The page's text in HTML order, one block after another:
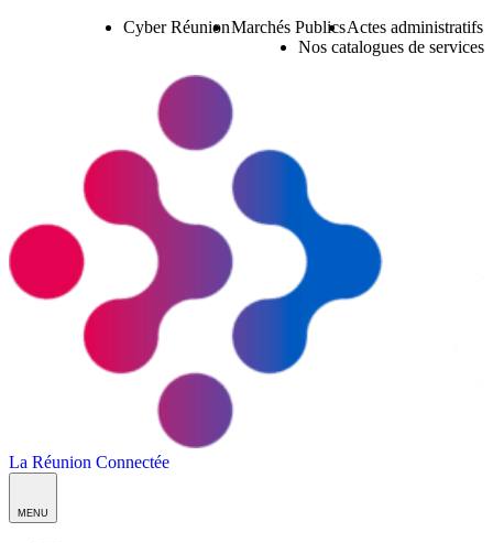
Cyber RéunionMarchés PublicsActes administratifs
Nos catalogues de services
La Réunion Connectée
MENU